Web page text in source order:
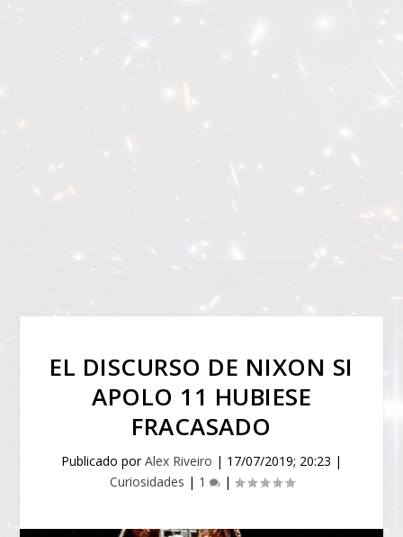
EL DISCURSO DE NIXON SI
APOLO 11 HUBIESE
FRACASADO
Publicado porAlex Riveiro | 17/07/2019; 20:23 |
Curiosidades | 1 |